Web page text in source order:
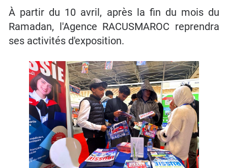
À partir du 10 avril, après la fin du mois du
Ramadan, l'Agence RACUSMAROC reprendra
ses activités d'exposition.